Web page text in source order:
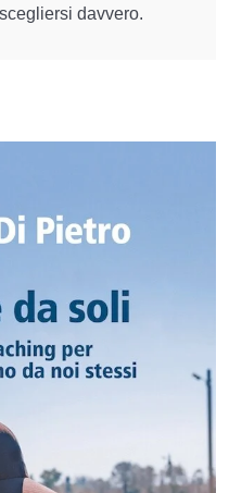
davvero.